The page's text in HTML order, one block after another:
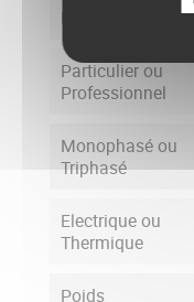
Puissance
Particulier ou
Professionnel
Monophasé ou
Triphasé
Electrique ou
Thermique
Poids